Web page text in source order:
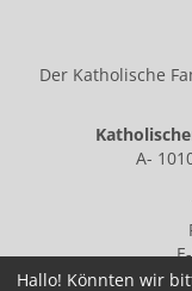
Der Katholische
A-
Hallo! Könnten wir